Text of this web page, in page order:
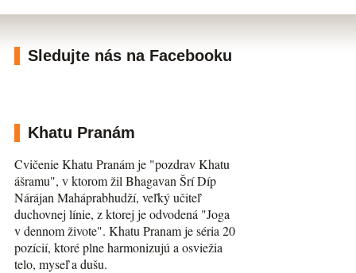
Sledujte nás na Facebooku
Khatu Pranám
Cvičenie Khatu Pranám je "pozdrav Khatu
ášramu", v ktorom žil Bhagavan Šrí Díp
Nárájan Maháprabhudží, veľký učiteľ
duchovnej línie, z ktorej je odvodená "Joga
v dennom živote". Khatu Pranam je séria 20
pozícií, ktoré plne harmonizujú a osviežia
telo, myseľ a dušu.